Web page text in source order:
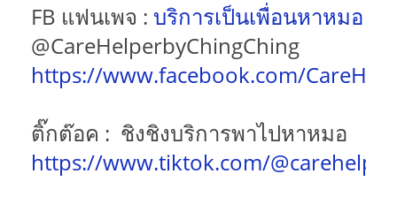
FB แฟนเพจ : บริการเป็นเพื่อนหาหมอ
@CareHelperbyChingChing
https://www.facebook.com/
ติ๊กต๊อค : ชิงชิงบริการพาไปหาหมอ
https://www.tiktok.com/